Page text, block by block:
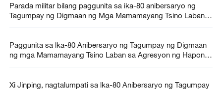
Parada militar bilang paggunita sa ika-80 anibersaryo ng
Tagumpay ng Digmaan ng Mga Mamamayang Tsino Laban
Paggunita sa lka-80 Anibersaryo ng Tagumpay ng Digmaan
ng mga Mamamayang Tsino Laban sa Agresyon ng Hapon
Xi Jinping, nagtalumpati sa lka-80 Anibersaryo ng Tagumpay